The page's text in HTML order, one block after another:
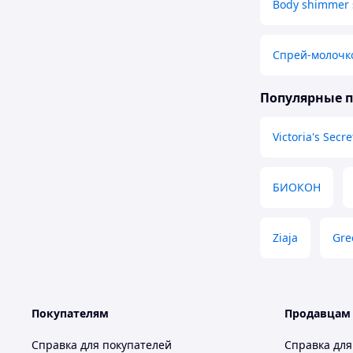
Body shimmer
Спрей-
Популярные
Victoria's
БИОКОН
Ziaja
Покупателям
Справка для покупателей
Продавцам
Справка